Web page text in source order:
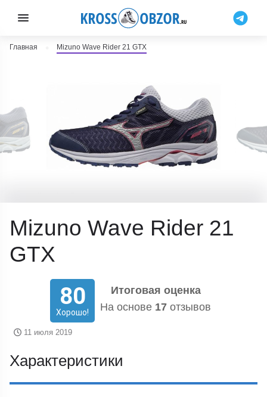
Главная Mizuno Wave Rider 21 GTX
Mizuno Wave Rider 21
GTX
80
Хорошо!
Итоговая оценка
На основе 17 отзывов
11 июля 2019
Характеристики